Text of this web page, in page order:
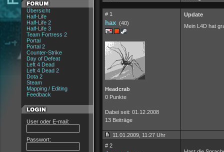
Übersicht
Half-Life
Half-Life 2
Half-Life 3
Team Fortress 2
Portal
Portal 2
Counter-Strike
Day of Defeat
Left 4 Dead
Left 4 Dead 2
Dota 2
Steam
Mapping / Editing
Feedback
User oder E-mail:
Passwort:
# 1
hax (40)
Headcrab
0 Punkte
Dabei seit: 01.12.2008
13 Beiträge
Update
Mein L4D hat
11.01.2009, 11:27 Uhr
# 2